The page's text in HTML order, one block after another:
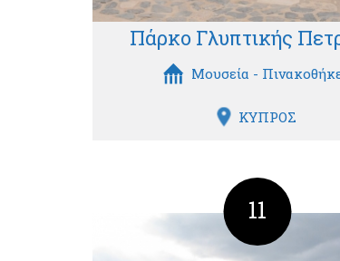
Πάρκο Γλυπτικής
Μουσεία -
ΚΥΠΡΟΣ
11